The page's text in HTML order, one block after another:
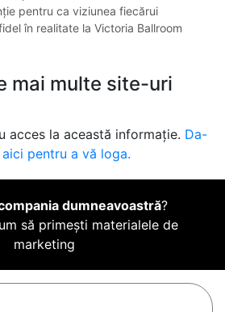
pentru ca viziunea fiecărui
în realitate la Victoria Ballroom
mai multe site-uri
acces la această informație. Da-
pentru a vă loga.
dumneavoastră?
să primești materialele de
marketing